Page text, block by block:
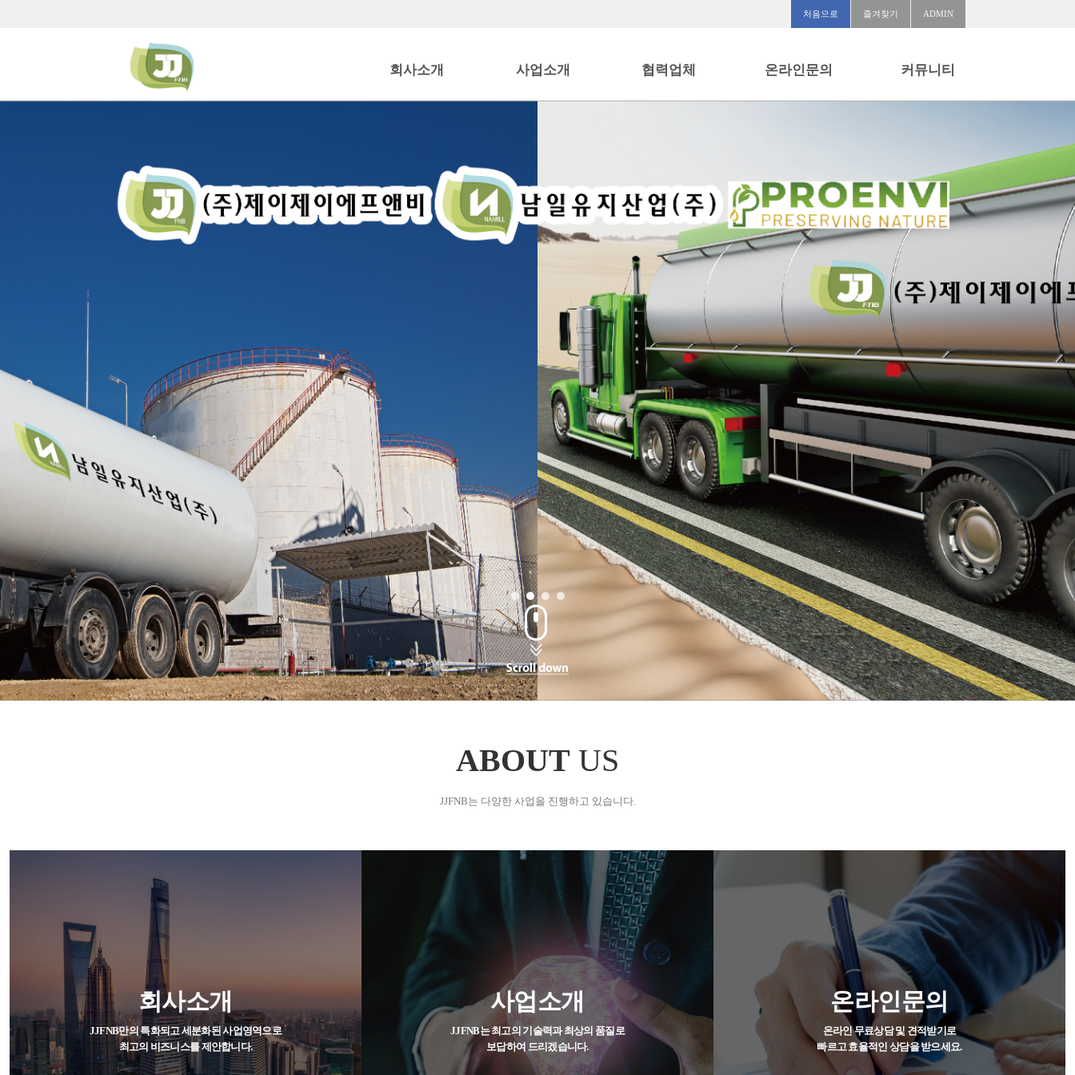
처음으로 즐겨찾기 ADMIN
회사소개 사업소개 협력업체 온라인문의 커뮤니티
자유게시판
JJFNB는 고객 위주의 사고와 소통을 강조해 온
액상, 고상의 유지를수거하여 위생적으로 관리하며 사업주님과 함께 환경보호에 이바지 하는 회사입니다.
ABOUT US
JJFNB는 다양한 사업을 진행하고 있습니다.
회사소개
JJFNB만의 특화되고 세분화된 사업영역으로
최고의 비즈니스를 제안합니다.
사업소개
JJFNB는 최고의 기술력과 최상의 품질로
보답하여 드리겠습니다.
온라인문의
온라인 무료상담 및 견적받기로
빠르고 효율적인 상담을 받으세요.